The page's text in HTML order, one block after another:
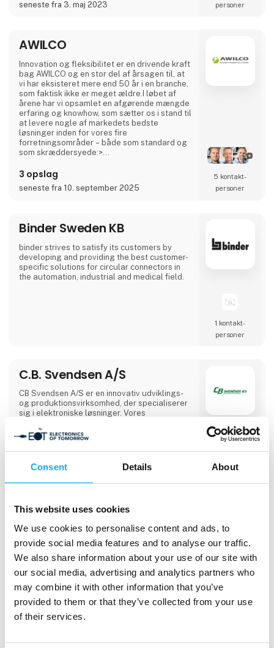
Consent Details About
This website uses cookies
We use cookies to personalise content and ads, to
provide social media features and to analyse our traffic.
We also share information about your use of our site with
our social media, advertising and analytics partners who
may combine it with other information that you’ve
provided to them or that they’ve collected from your use
of their services.
virksomheder og organisatione
seneste fra 3. maj 2023
personer
AWILCO
Innovation og fleksibilitet er en drivende kraft
bag AWILCO og en stor del af årsagen til, at
vi har eksisteret mere end 50 år i en branche,
som faktisk ikke er meget ældre.I løbet af
årene har vi opsamlet en afgørende mængde
erfaring og knowhow, som sætter os i stand til
at levere nogle af markedets bedste
løsninger inden for vores fire
forretningsområder – både som standard og
som skræddersyede:>
genopladelige produkter>
STRØMFORSYNINGER & LADEREKompakte,
robuste og pålidelige løsninger>
bredt sortimen
3 opslag
seneste fra 10. september 2025
5 kontakt­
personer
Binder Sweden KB
binder strives to satisfy its customers by
developing and providing the best customer-
specific solutions for circular connectors in
the automation, industrial and medical field.
1 kontakt­
personer
C.B. Svendsen A/S
CB Svendsen A/S er en innovativ udviklings-
og produktionsvirksomhed, der specialiserer
sig i elektroniske løsninger. Vores
ekspertise, kvalitet og passion for hvert
enkelt produkt. Vi stræber efter at blive
opfattet, som en troværdig organisation og
en væsentlig samarbejdspartner af vores
kunder.Med hovedsæde i Værløse designer,
udvikler og producerer vi innovative
mulighed for at tilbyde konkurrencedygtige
masseproduktion.
1 kontakt­
Celltech A/S
Celltech Gruppen er den førende leverandør
af batterier i Norden.Batterier til Medical,
forbruger elektronik, industrielle produkter,
hvor IoT og elektrificering er blandt vores
drivere.Siden 1984 har Celltech leveret
standard batterier samt udviklet og
produceret OEM batteriløsninger. Med seks
nordiske salgskontorer placeret i Danmark,
Tyskland og to internationale salgskontorer,